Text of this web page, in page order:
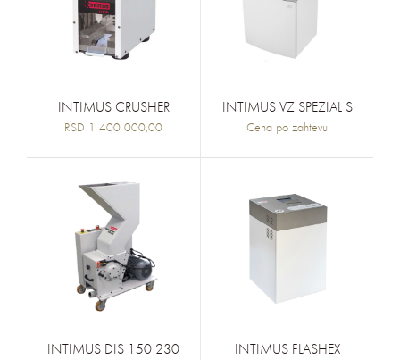
INTIMUS CRUSHER
RSD 1 400 000,00
INTIMUS VZ SPEZIAL S
Cena po zahtevu
INTIMUS DIS 150 230 INTIMUS FLASHEX